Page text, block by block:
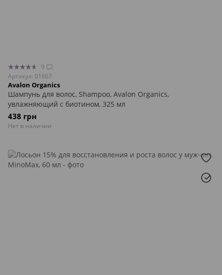
9
Артикул: 01667
Avalon Organics
Шампунь для волос, Shampoo, Avalon Organics,
увлажняющий с биотином, 325 мл
438 грн
Нет в наличии